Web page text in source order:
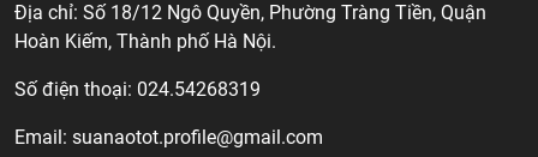
Địa chỉ: Số 18/12 Ngô Quyền, Phường Tràng Tiền, Quận
Hoàn Kiếm, Thành phố Hà Nội.
Số điện thoại: 024.54268319
Email: suanaotot.profile@gmail.com